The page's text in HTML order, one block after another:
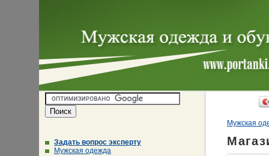
Задать вопрос эксперту
Мужская одежда
Мужская